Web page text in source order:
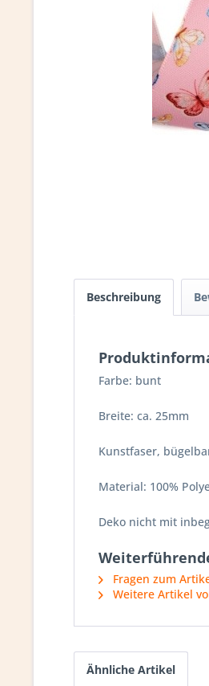
Beschreibung
Farbe: bunt
Breite: ca. 25mm
Kunstfaser,
Material: 100%
Deko nicht mit
Fragen zum
Weitere Artikel
Ähnliche Artikel